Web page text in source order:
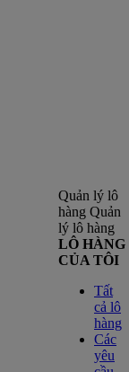
Quản lý lô
hàng Quản
lý lô hàng
LÔ HÀNG
CỦA TÔI
Tất
cả lô
hàng
Các
yêu